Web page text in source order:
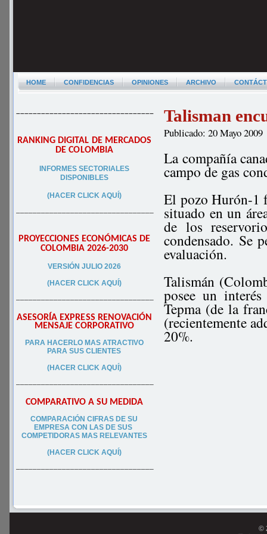
HOME CONFIDENCIAS OPINIONES ARCHIVO
–––––––––––––––––––––––––––––––––
RANKING DIGITAL DE MERCADOS
DE COLOMBIA
INFORMES SECTORIALES
DISPONIBLES
(HACER CLICK AQUÍ)
–––––––––––––––––––––––––––––––––
PROYECCIONES ECONÓMICAS DE
COLOMBIA 2026-2030
VERSIÓN JULIO 2026
(HACER CLICK AQUÍ)
–––––––––––––––––––––––––––––––––
ASESORÍA EXPRESS RENOVACIÓN
MENSAJE CORPORATIVO
PARA HACERLO MAS ATRACTIVO
PARA SUS CLIENTES
(HACER CLICK AQUÍ)
–––––––––––––––––––––––––––––––––
COMPARATIVO A SU MEDIDA
COMPARACIÓN CIFRAS DE SU
EMPRESA CON LAS DE SUS
COMPETIDORAS MAS RELEVANTES
(HACER CLICK AQUÍ)
–––––––––––––––––––––––––––––––––
Talisman
Publicado: 20 Mayo 2009
La compañía
campo de gas
El pozo Hurón-1
situado en un
de los
condensado. Se
evaluación.
Talismán
posee un
Tepma (de la
(recientemente
20%.
©